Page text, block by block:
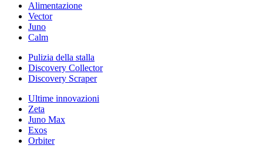
Alimentazione
Vector
Juno
Calm
Pulizia della stalla
Discovery Collector
Discovery Scraper
Ultime innovazioni
Zeta
Juno Max
Exos
Orbiter